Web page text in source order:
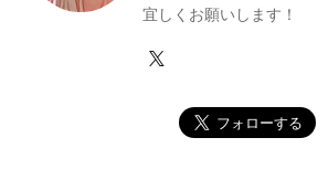
宜しくお願いします！